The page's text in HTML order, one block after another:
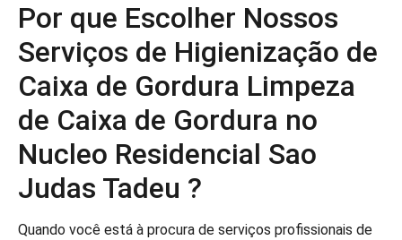
Por que Escolher Nossos
Serviços de Higienização de
Caixa de Gordura Limpeza
de Caixa de Gordura no
Nucleo Residencial Sao
Judas Tadeu ?
Quando você está à procura de serviços profissionais de